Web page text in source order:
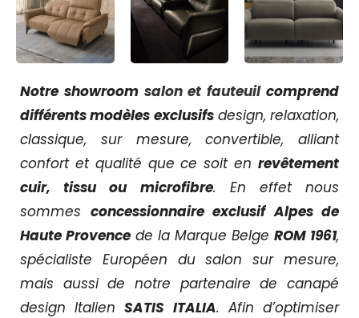
Notre showroom salon et fauteuilcomprend
différents modèles exclusifsdesign, relaxation,
classique, sur mesure, convertible, alliant
confort et qualité que ce soit en revêtement
cuir, tissu ou microfibre. En effet nous
sommes concessionnaire exclusif Alpes de
Haute Provence de la Marque Belge ROM 1961,
spécialiste Européen du salon sur mesure,
mais aussi de notre partenaire de canapé
design ItalienSATIS ITALIA. Afin d’optimiser